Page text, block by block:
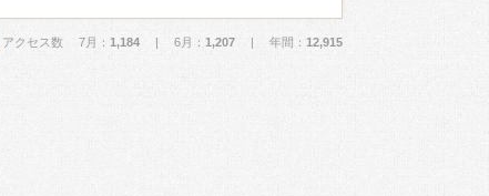
アクセス数 7月： 1,184 | 6月： 1,207 | 年間： 12,915